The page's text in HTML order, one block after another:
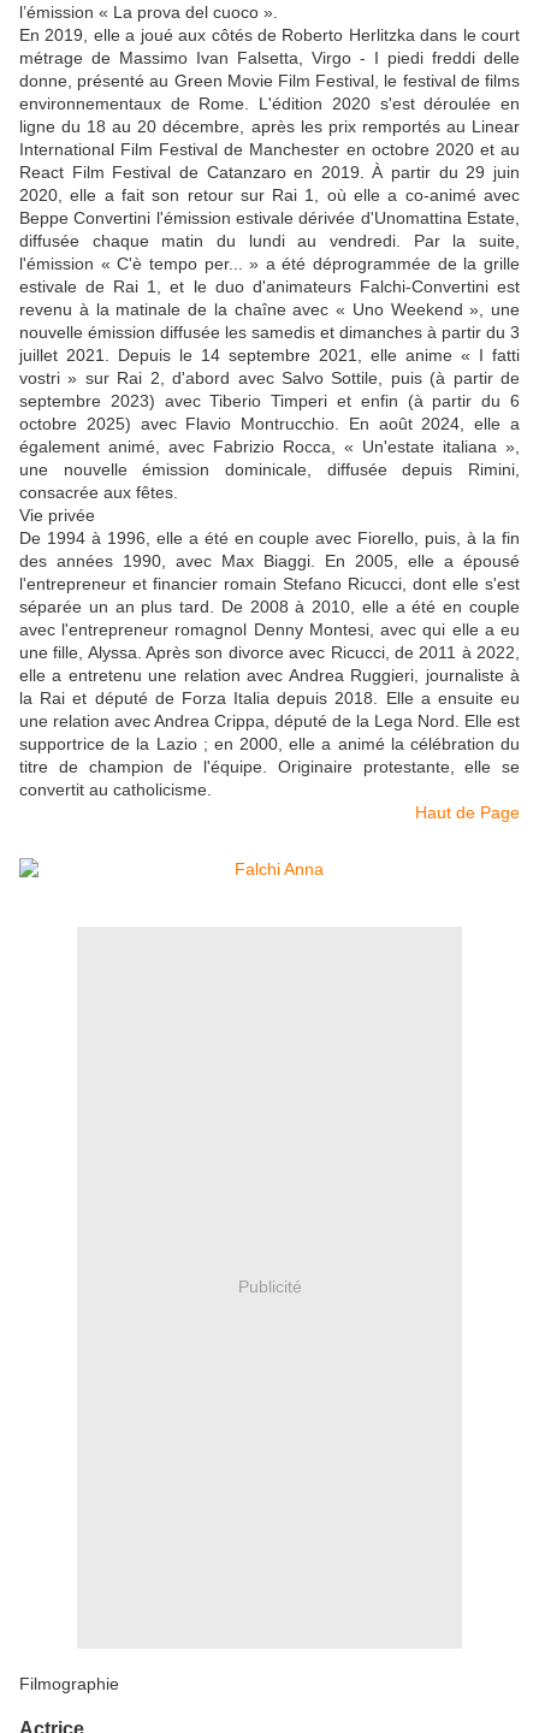
l’émission « La prova del cuoco ».
En 2019, elle a joué aux côtés de Roberto Herlitzka dans le court
métrage de Massimo Ivan Falsetta, Virgo - I piedi freddi delle
donne, présenté au Green Movie Film Festival, le festival de films
environnementaux de Rome. L'édition 2020 s'est déroulée en
ligne du 18 au 20 décembre, après les prix remportés au Linear
International Film Festival de Manchester en octobre 2020 et au
React Film Festival de Catanzaro en 2019. À partir du 29 juin
2020, elle a fait son retour sur Rai 1, où elle a co-animé avec
Beppe Convertini l'émission estivale dérivée d'Unomattina Estate,
diffusée chaque matin du lundi au vendredi. Par la suite,
l'émission « C'è tempo per... » a été déprogrammée de la grille
estivale de Rai 1, et le duo d'animateurs Falchi-Convertini est
revenu à la matinale de la chaîne avec « Uno Weekend », une
nouvelle émission diffusée les samedis et dimanches à partir du 3
juillet 2021. Depuis le 14 septembre 2021, elle anime « I fatti
vostri » sur Rai 2, d'abord avec Salvo Sottile, puis (à partir de
septembre 2023) avec Tiberio Timperi et enfin (à partir du 6
octobre 2025) avec Flavio Montrucchio. En août 2024, elle a
également animé, avec Fabrizio Rocca, « Un'estate italiana »,
une nouvelle émission dominicale, diffusée depuis Rimini,
consacrée aux fêtes.
Vie privée
De 1994 à 1996, elle a été en couple avec Fiorello, puis, à la fin
des années 1990, avec Max Biaggi. En 2005, elle a épousé
l'entrepreneur et financier romain Stefano Ricucci, dont elle s'est
séparée un an plus tard. De 2008 à 2010, elle a été en couple
avec l'entrepreneur romagnol Denny Montesi, avec qui elle a eu
une fille, Alyssa. Après son divorce avec Ricucci, de 2011 à 2022,
elle a entretenu une relation avec Andrea Ruggieri, journaliste à
la Rai et député de Forza Italia depuis 2018. Elle a ensuite eu
une relation avec Andrea Crippa, député de la Lega Nord. Elle est
supportrice de la Lazio ; en 2000, elle a animé la célébration du
titre de champion de l'équipe. Originaire protestante, elle se
convertit au catholicisme.
Haut de Page
Publicité
Filmographie
Actrice